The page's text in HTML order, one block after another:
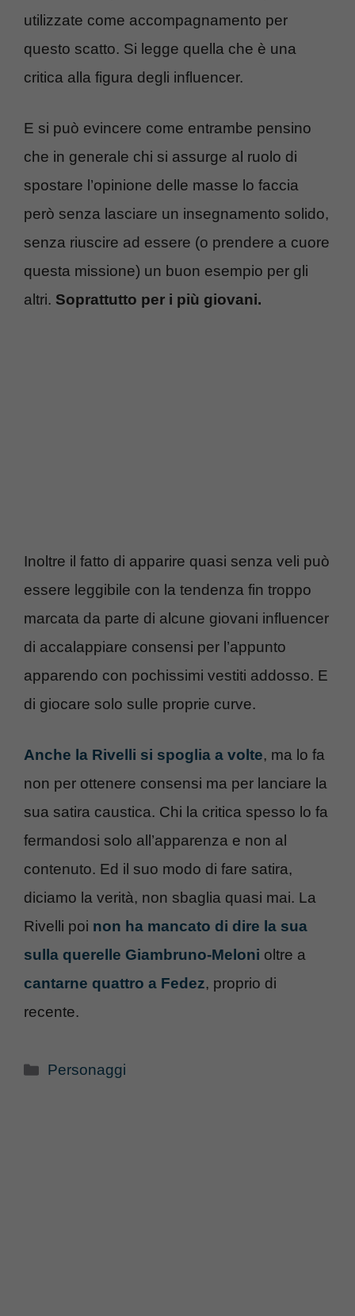
utilizzate come accompagnamento per
questo scatto. Si legge quella che è una
critica alla figura degli influencer.
E si può evincere come entrambe pensino
che in generale chi si assurge al ruolo di
spostare l’opinione delle masse lo faccia
però senza lasciare un insegnamento solido,
senza riuscire ad essere (o prendere a cuore
questa missione) un buon esempio per gli
altri. Soprattutto per i più giovani.
Inoltre il fatto di apparire quasi senza veli può
essere leggibile con la tendenza fin troppo
marcata da parte di alcune giovani influencer
di accalappiare consensi per l’appunto
apparendo con pochissimi vestiti addosso. E
di giocare solo sulle proprie curve.
Anche la Rivelli si spoglia a volte, ma lo fa
non per ottenere consensi ma per lanciare la
sua satira caustica. Chi la critica spesso lo fa
fermandosi solo all’apparenza e non al
contenuto. Ed il suo modo di fare satira,
diciamo la verità, non sbaglia quasi mai. La
Rivelli poi non ha mancato di dire la sua
sulla querelle Giambruno-Meloni oltre a
cantarne quattro a Fedez, proprio di
recente.
Categorie
Personaggi